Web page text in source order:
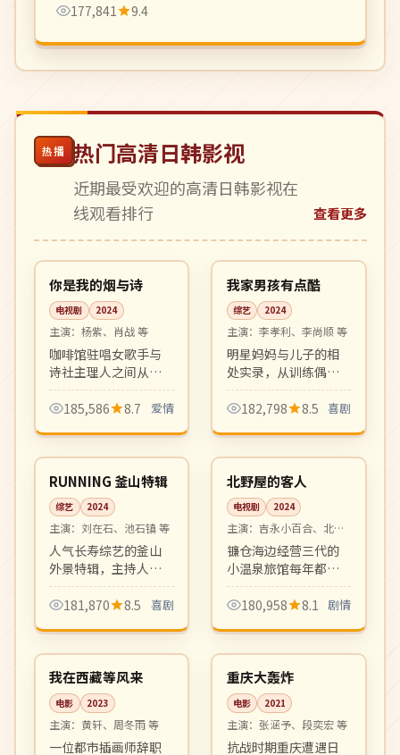
177,841
9.4
热播 热门高清日韩影视
近期最受欢迎的高清日韩影视在
线观看排行
查看更多
中国
完结 32:56
你是我的烟与诗
电视剧 2024
主演： 杨紫、肖战 等
咖啡馆驻唱女歌手与
诗社主理人之间从相
互嫌弃到逐渐心动的
甜剧。轻松治愈、
极高的青春爱情剧。
185,586 8.7 爱情
韩国
热播 06:29
我家男孩有点酷
综艺 2024
主演： 李孝利、李尚顺 等
明星妈妈与儿子的相
处实录，从训练偶像
练习生到陪儿子上幼
儿园，温馨有趣。家
杆。
182,798 8.5 喜剧
韩国
热播 04:39
RUNNING 釜山特辑
综艺 2024
主演： 刘在石、池石镇 等
人气长寿综艺的釜山
外景特辑，主持人团
队挑战海云台、广安
里夜市等地标的极限
奏明快。
181,870 8.5 喜剧
日本
高分 08:17
北野屋的客人
电视剧 2024
主演： 吉永小百合、北野
武 等
镰仓海边经营三代的
小温泉旅馆每年都有
相同的客人在同一天
到访。日式风物与人
剧。
180,958 8.1 剧情
中国
高分 99:48
我在西藏等风来
电影 2023
主演： 黄轩、周冬雨 等
一位都市插画师辞职
中国
4K 99:05
重庆大轰炸
电影 2021
主演： 张涵予、段奕宏 等
抗战时期重庆遭遇日